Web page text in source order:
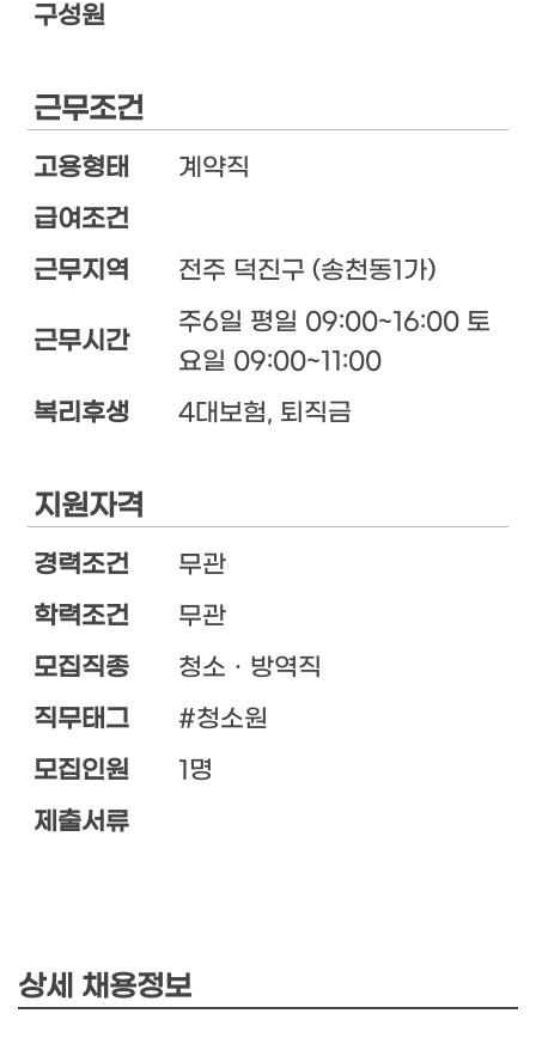
구성원
근무조건
고용형태
계약직
급여조건
근무지역
전주 덕진구 (송천동1가)
근무시간
주6일 평일 09:00~16:00 토
요일 09:00~11:00
복리후생
4대보험, 퇴직금
지원자격
경력조건
무관
학력조건
무관
모집직종
청소ㆍ방역직
직무태그
#청소원
모집인원
1명
제출서류
상세 채용정보